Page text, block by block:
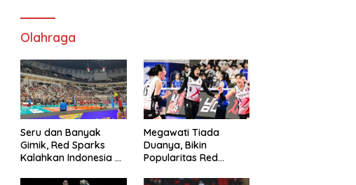
Olahraga
Seru dan Banyak
Gimik, Red Sparks
Kalahkan Indonesia All
Megawati Tiada
Duanya, Bikin
Popularitas Red